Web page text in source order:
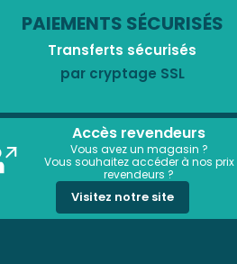
PAIEMENTS SÉCURISÉS
Transferts sécurisés
par cryptage SSL
Accès revendeurs
Vous avez un magasin ?
Vous souhaitez accéder à nos prix
revendeurs ?
Visitez notre site